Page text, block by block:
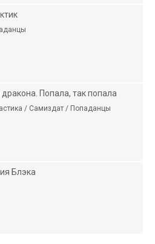
Попала, так попала
/ Самиздат / Попаданцы
Блэка